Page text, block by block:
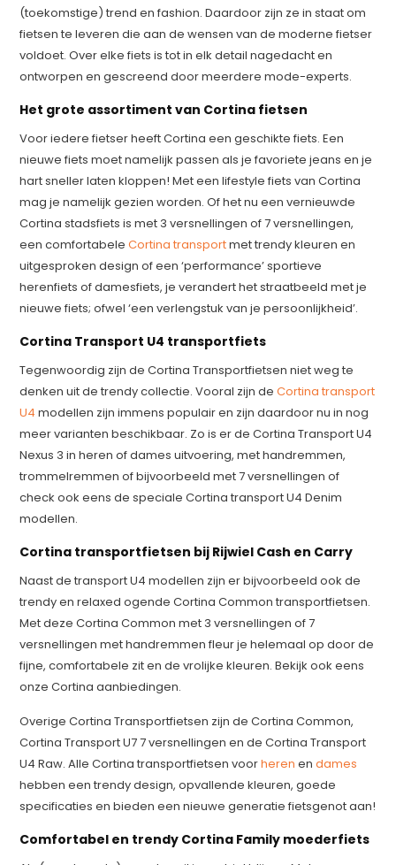
(toekomstige) trend en fashion. Daardoor zijn ze in staat om
fietsen te leveren die aan de wensen van de moderne fietser
voldoet. Over elke fiets is tot in elk detail nagedacht en
ontworpen en gescreend door meerdere mode-experts.
Het grote assortiment van Cortina fietsen
Voor iedere fietser heeft Cortina een geschikte fiets. Een
nieuwe fiets moet namelijk passen als je favoriete jeans en je
hart sneller laten kloppen! Met een lifestyle fiets van Cortina
mag je namelijk gezien worden. Of het nu een vernieuwde
Cortina stadsfiets is met 3 versnellingen of 7 versnellingen,
een comfortabeleCortina transportmet trendy kleuren en
uitgesproken design of een ‘performance’ sportieve
herenfiets of damesfiets, je verandert het straatbeeld met je
nieuwe fiets; ofwel ‘een verlengstuk van je persoonlijkheid’.
Cortina Transport U4 transportfiets
Tegenwoordig zijn de Cortina Transportfietsen niet weg te
denken uit de trendy collectie. Vooral zijn deCortina transport
U4 modellen zijn immens populair en zijn daardoor nu in nog
meer varianten beschikbaar. Zo is er de Cortina Transport U4
Nexus 3 in heren of dames uitvoering, met handremmen,
trommelremmen of bijvoorbeeld met 7 versnellingen of
check ook eens de speciale Cortina transport U4 Denim
modellen.
Cortina transportfietsen bij Rijwiel Cash en Carry
Naast de transport U4 modellen zijn er bijvoorbeeld ook de
trendy en relaxed ogende Cortina Common transportfietsen.
Met deze Cortina Common met 3 versnellingen of 7
versnellingen met handremmen fleur je helemaal op door de
fijne, comfortabele zit en de vrolijke kleuren. Bekijk ook eens
onze Cortina aanbiedingen.
Overige Cortina Transportfietsen zijn de Cortina Common,
Cortina Transport U7 7 versnellingen en de Cortina Transport
U4 Raw. Alle Cortina transportfietsen voorheren endames
hebben een trendy design, opvallende kleuren, goede
specificaties en bieden een nieuwe generatie fietsgenot aan!
Comfortabel en trendy Cortina Family moederfiets